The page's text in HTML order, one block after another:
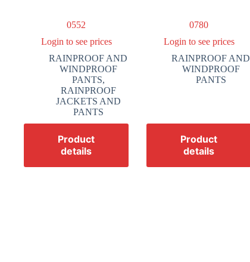
0552
Login to see prices
RAINPROOF AND
WINDPROOF
PANTS,
RAINPROOF
JACKETS AND
PANTS
Product
details
0780
Login to see prices
RAINPROOF AND
WINDPROOF
PANTS
Product
details